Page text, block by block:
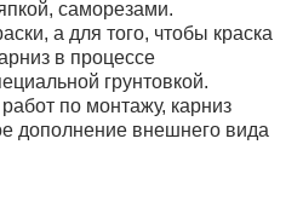
саморезами.
а для того, чтобы краска
в процессе
грунтовкой.
по монтажу, карниз
дополнение внешнего вида